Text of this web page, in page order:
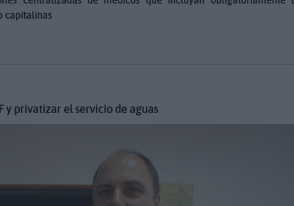
capitalinas
y privatizar el servicio de aguas